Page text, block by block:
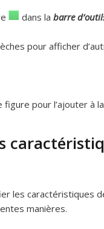
dans la barre
pour afficher
figure pour l’ajouter à
les caractéristiques
manières.